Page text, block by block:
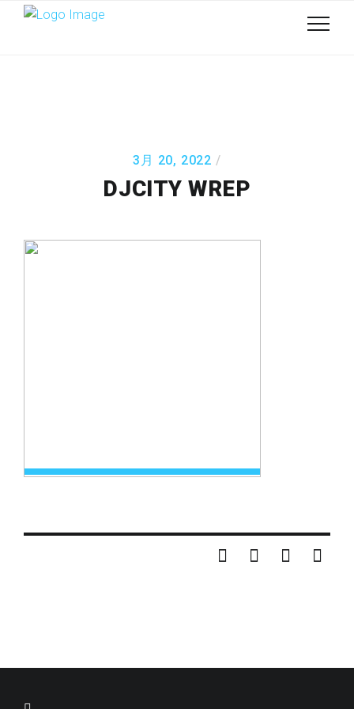
3月 20, 2022
DJCITY WREP